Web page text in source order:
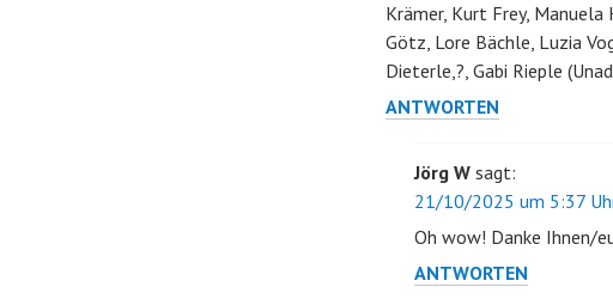
Krämer, Kurt Frey, Manuela
Götz, Lore Bächle, Luzia
Dieterle,?, Gabi Rieple
ANTWORTEN
Jörg W sagt:
21/10/2025 um 5:37
Oh wow! Danke Ihnen/
ANTWORTEN